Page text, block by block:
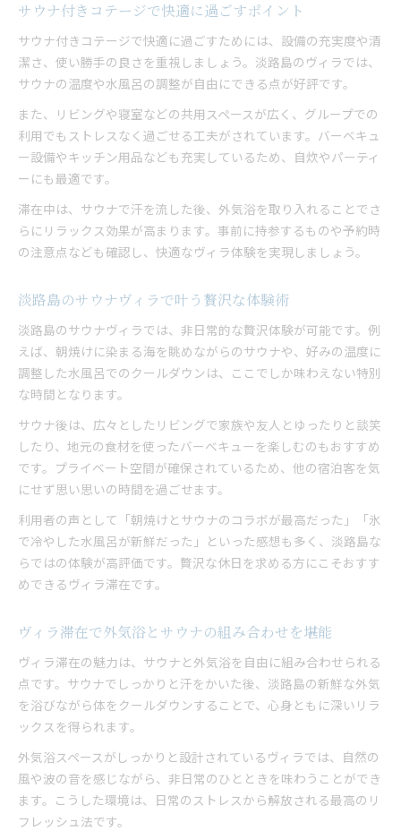
サウナ付きコテージで快適に過ごすポイント
サウナ付きコテージで快適に過ごすためには、設備の充実度や清
潔さ、使い勝手の良さを重視しましょう。淡路島のヴィラでは、
サウナの温度や水風呂の調整が自由にできる点が好評です。
また、リビングや寝室などの共用スペースが広く、グループでの
利用でもストレスなく過ごせる工夫がされています。バーベキュ
ー設備やキッチン用品なども充実しているため、自炊やパーティ
ーにも最適です。
滞在中は、サウナで汗を流した後、外気浴を取り入れることでさ
らにリラックス効果が高まります。事前に持参するものや予約時
の注意点なども確認し、快適なヴィラ体験を実現しましょう。
淡路島のサウナヴィラで叶う贅沢な体験術
淡路島のサウナヴィラでは、非日常的な贅沢体験が可能です。例
えば、朝焼けに染まる海を眺めながらのサウナや、好みの温度に
調整した水風呂でのクールダウンは、ここでしか味わえない特別
な時間となります。
サウナ後は、広々としたリビングで家族や友人とゆったりと談笑
したり、地元の食材を使ったバーベキューを楽しむのもおすすめ
です。プライベート空間が確保されているため、他の宿泊客を気
にせず思い思いの時間を過ごせます。
利用者の声として「朝焼けとサウナのコラボが最高だった」「氷
で冷やした水風呂が新鮮だった」といった感想も多く、淡路島な
らではの体験が高評価です。贅沢な休日を求める方にこそおすす
めできるヴィラ滞在です。
ヴィラ滞在で外気浴とサウナの組み合わせを堪能
ヴィラ滞在の魅力は、サウナと外気浴を自由に組み合わせられる
点です。サウナでしっかりと汗をかいた後、淡路島の新鮮な外気
を浴びながら体をクールダウンすることで、心身ともに深いリラ
ックスを得られます。
外気浴スペースがしっかりと設計されているヴィラでは、自然の
風や波の音を感じながら、非日常のひとときを味わうことができ
ます。こうした環境は、日常のストレスから解放される最高のリ
フレッシュ法です。